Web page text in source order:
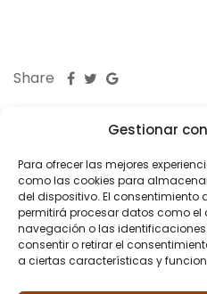
Gestionar
Para ofrecer las mejores
como las cookies para
del dispositivo. El consentimiento
permitirá procesar datos como
navegación o las identificaciones
consentir o retirar el
a ciertas características y
Share